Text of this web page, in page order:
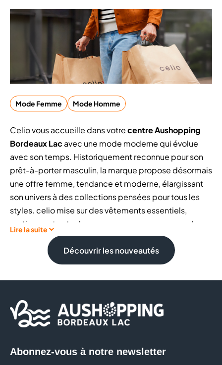
Mode Femme Mode Homme
Celio vous accueille dans votrecentre Aushopping
Bordeaux Lac avec une mode moderne qui évolue
avec son temps. Historiquement reconnue pour son
prêt-à-porter masculin, la marque propose désormais
une offre femme, tendance et moderne, élargissant
son univers à des collections pensées pour tous les
styles. celio mise sur des vêtements essentiels,
pratiques et actuels, conçus pour accompagner le
quotidien avec simplicité, confort et efficacité.
célèbre les hommes de tous les jours, ceux de la
hommes, des tenues taillées pour tous leurs
quotidiens et de les accompagner dans leur vraie vie,
celle de tous les jours
Vêtements homme: t-shirts, polos, chemises,
Lire la suite
Découvrir les nouveautés
Abonnez-vous à notre newsletter